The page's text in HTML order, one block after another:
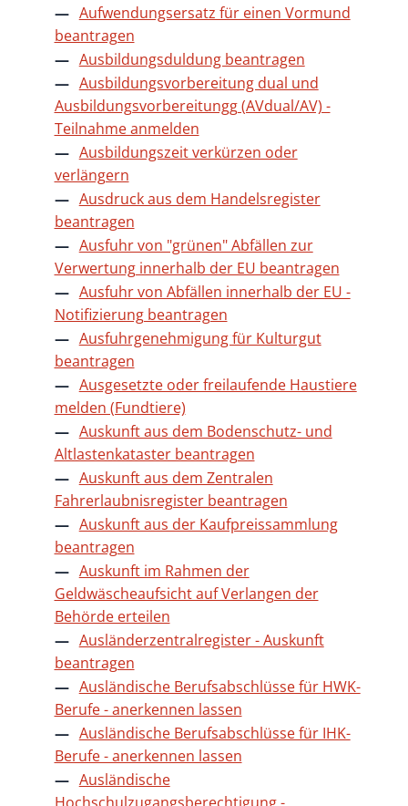
Aufwendungsersatz für einen Vormund
beantragen
Ausbildungsduldung beantragen
Ausbildungsvorbereitung dual und
Ausbildungsvorbereitungg (AVdual/AV) -
Teilnahme anmelden
Ausbildungszeit verkürzen oder
verlängern
Ausdruck aus dem Handelsregister
beantragen
Ausfuhr von "grünen" Abfällen zur
Verwertung innerhalb der EU beantragen
Ausfuhr von Abfällen innerhalb der EU -
Notifizierung beantragen
Ausfuhrgenehmigung für Kulturgut
beantragen
Ausgesetzte oder freilaufende Haustiere
melden (Fundtiere)
Auskunft aus dem Bodenschutz- und
Altlastenkataster beantragen
Auskunft aus dem Zentralen
Fahrerlaubnisregister beantragen
Auskunft aus der Kaufpreissammlung
beantragen
Auskunft im Rahmen der
Geldwäscheaufsicht auf Verlangen der
Behörde erteilen
Ausländerzentralregister - Auskunft
beantragen
Ausländische Berufsabschlüsse für HWK-
Berufe - anerkennen lassen
Ausländische Berufsabschlüsse für IHK-
Berufe - anerkennen lassen
Ausländische